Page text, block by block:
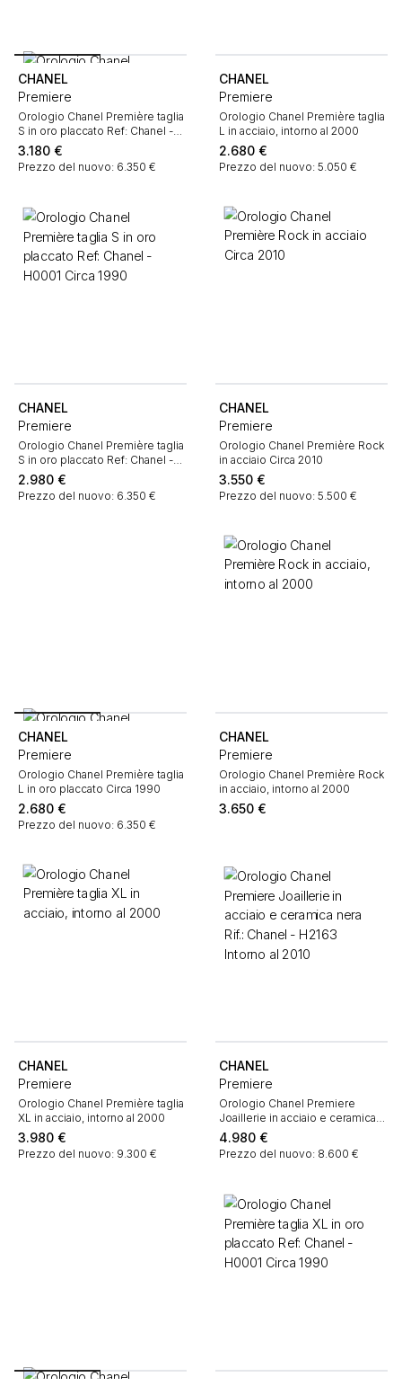
CHANEL
Premiere
Orologio Chanel Première taglia
S in oro placcato Ref: Chanel -
H0001 Circa 1990
3.180 €
Prezzo del nuovo: 6.350 €
CHANEL
Premiere
Orologio Chanel Première taglia
L in acciaio, intorno al 2000
2.680 €
Prezzo del nuovo: 5.050 €
CHANEL
Premiere
Orologio Chanel Première taglia
S in oro placcato Ref: Chanel -
H0001 Circa 1990
2.980 €
Prezzo del nuovo: 6.350 €
CHANEL
Premiere
Orologio Chanel Première Rock
in acciaio Circa 2010
3.550 €
Prezzo del nuovo: 5.500 €
CHANEL
Premiere
Orologio Chanel Première taglia
L in oro placcato Circa 1990
2.680 €
Prezzo del nuovo: 6.350 €
CHANEL
Premiere
Orologio Chanel Première Rock
in acciaio, intorno al 2000
3.650 €
CHANEL
Premiere
Orologio Chanel Première taglia
XL in acciaio, intorno al 2000
3.980 €
Prezzo del nuovo: 9.300 €
CHANEL
Premiere
Orologio Chanel Premiere
Joaillerie in acciaio e ceramica
nera Rif.: Chanel - H2163 Intorno
al 2010
4.980 €
Prezzo del nuovo: 8.600 €